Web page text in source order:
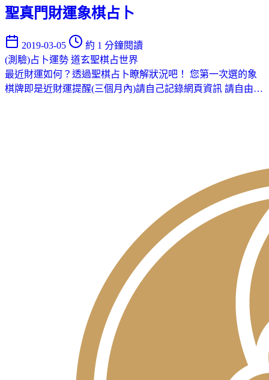
聖真門財運象棋占卜
2019-03-05
約 1 分鐘閱讀
(測驗)占卜運勢 道玄聖棋占世界
最近財運如何？透過聖棋占卜瞭解狀況吧！ 您第一次選的象
棋牌即是近財運提醒(三個月內)請自己記錄網頁資訊 請自由…